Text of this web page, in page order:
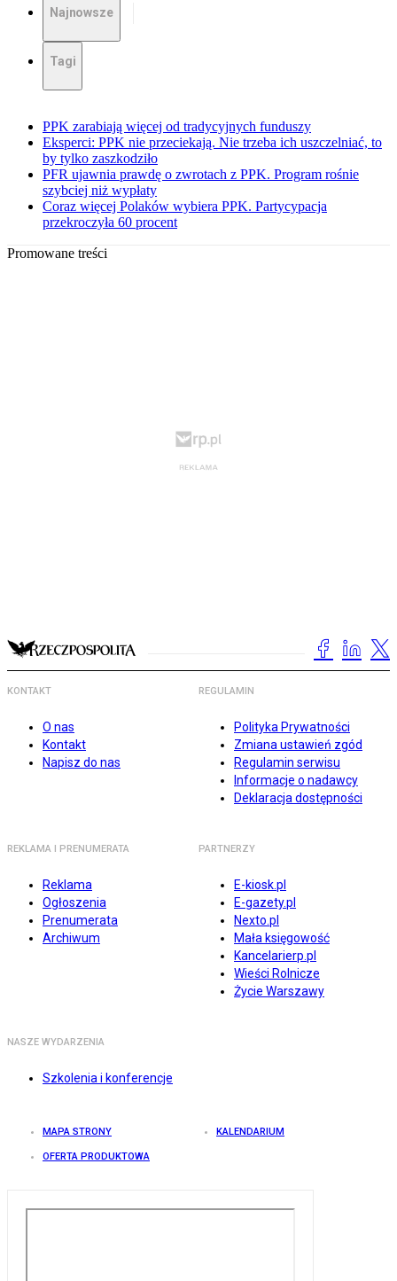
Najnowsze
Tagi
PPK zarabiają więcej od tradycyjnych funduszy
Eksperci: PPK nie przeciekają. Nie trzeba ich uszczelniać, to
by tylko zaszkodziło
PFR ujawnia prawdę o zwrotach z PPK. Program rośnie
szybciej niż wypłaty
Coraz więcej Polaków wybiera PPK. Partycypacja
przekroczyła 60 procent
Promowane treści
KONTAKT
O nas
Kontakt
Napisz do nas
REGULAMIN
Polityka Prywatności
Zmiana ustawień zgód
Regulamin serwisu
Informacje o nadawcy
Deklaracja dostępności
REKLAMA I PRENUMERATA
Reklama
Ogłoszenia
Prenumerata
Archiwum
PARTNERZY
E-kiosk.pl
E-gazety.pl
Nexto.pl
Mała księgowość
Kancelarierp.pl
Wieści Rolnicze
Życie Warszawy
NASZE WYDARZENIA
Szkolenia i konferencje
MAPA STRONY KALENDARIUM
OFERTA PRODUKTOWA